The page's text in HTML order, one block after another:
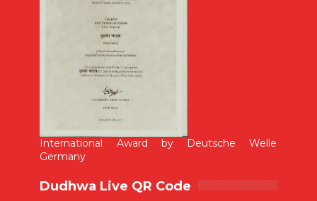
International Award by Deutsche Welle
Germany
Dudhwa Live QR Code